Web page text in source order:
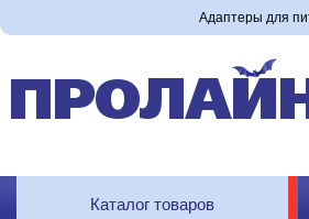
Адаптеры для
Каталог товаров